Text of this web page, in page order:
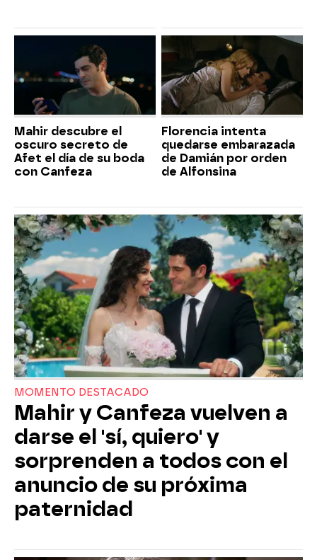
Mahir descubre el
oscuro secreto de
Afet el día de su boda
con Canfeza
Florencia intenta
quedarse embarazada
de Damián por orden
de Alfonsina
MOMENTO DESTACADO
Mahir y Canfeza vuelven a
darse el 'sí, quiero' y
sorprenden a todos con el
anuncio de su próxima
paternidad